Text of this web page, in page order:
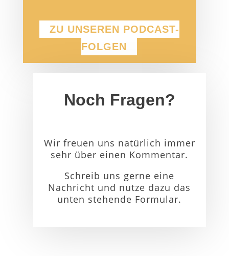
ZU UNSEREN PODCAST-
FOLGEN
Noch Fragen?
Wir freuen uns natürlich immer
sehr über einen Kommentar.
Schreib uns gerne eine
Nachricht und nutze dazu das
unten stehende Formular.